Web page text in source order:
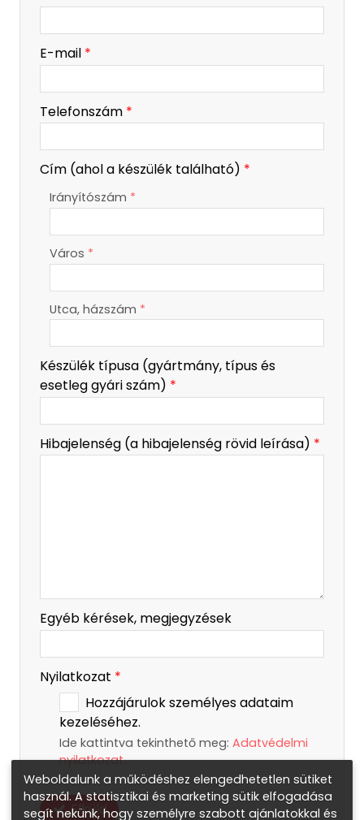
-
-
-
E-mail *
Telefonszám *
Cím (ahol a készülék található) *
Irányítószám *
Város *
Utca, házszám *
Készülék típusa (gyártmány, típus és
esetleg gyári szám) *
Hibajelenség (a hibajelenség rövid leírása) *
Egyéb kérések, megjegyzések
Nyilatkozat *
Hozzájárulok személyes adataim
kezeléséhez.
Ide kattintva tekinthető meg: Adatvédelmi
nyilatkozat.
Elküld
Weboldalunk a működéshez elengedhetetlen sütiket
használ. A statisztikai és marketing sütik elfogadása
segít nekünk, hogy személyre szabott ajánlatokkal és